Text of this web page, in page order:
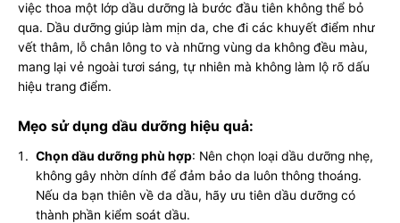
việc thoa một lớp dầu dưỡng là bước đầu tiên không thể bỏ
qua. Dầu dưỡng giúp làm mịn da, che đi các khuyết điểm như
vết thâm, lỗ chân lông to và những vùng da không đều màu,
mang lại vẻ ngoài tươi sáng, tự nhiên mà không làm lộ rõ dấu
hiệu trang điểm.
Mẹo sử dụng dầu dưỡng hiệu quả:
Chọn dầu dưỡng phù hợp: Nên chọn loại dầu dưỡng nhẹ,
không gây nhờn dính để đảm bảo da luôn thông thoáng.
Nếu da bạn thiên về da dầu, hãy ưu tiên dầu dưỡng có
thành phần kiểm soát dầu.